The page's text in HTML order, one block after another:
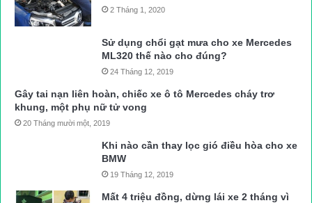
2 Tháng 1, 2020
Sử dụng chổi gạt mưa cho xe Mercedes
ML320 thế nào cho đúng?
24 Tháng 12, 2019
Gây tai nạn liên hoàn, chiếc xe ô tô Mercedes cháy trơ
khung, một phụ nữ tử vong
20 Tháng mười một, 2019
Khi nào cần thay lọc gió điều hòa cho xe
BMW
19 Tháng 12, 2019
Mất 4 triệu đồng, dừng lái xe 2 tháng vì